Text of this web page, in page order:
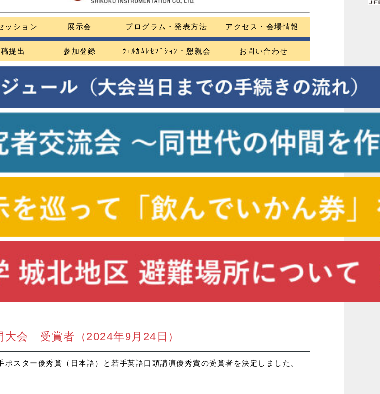
ッション 展示会 プログラム・発表方法 アクセス・会場情報
提出 参加登録 ｳｪﾙｶﾑﾚｾﾌﾟｼｮﾝ・懇親会 お問い合わせ
大会 受賞者（2024年9月24日）
スター優秀賞（日本語）と若手英語口頭講演優秀賞の受賞者を決定しました。